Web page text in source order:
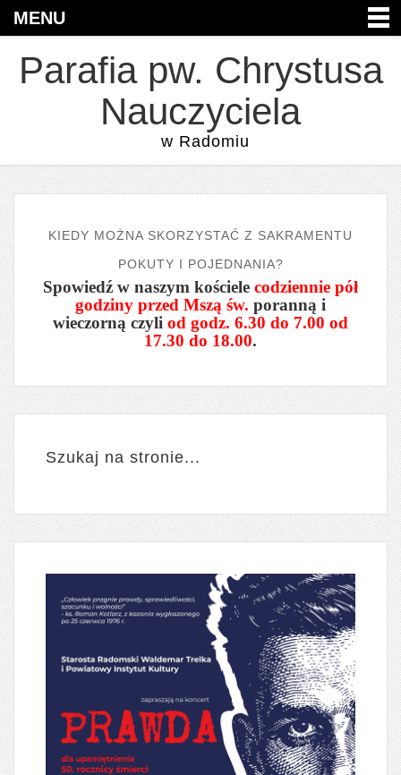
MENU
Parafia pw. Chrystusa
Nauczyciela
w Radomiu
KIEDY MOŻNA SKORZYSTAĆ Z SAKRAMENTU
POKUTY I POJEDNANIA?
Spowiedź w naszym kościele codziennie pół
godziny przed Mszą św. poranną i
wieczorną czyli od godz. 6.30 do 7.00 od
17.30 do 18.00.
Szukaj na stronie...